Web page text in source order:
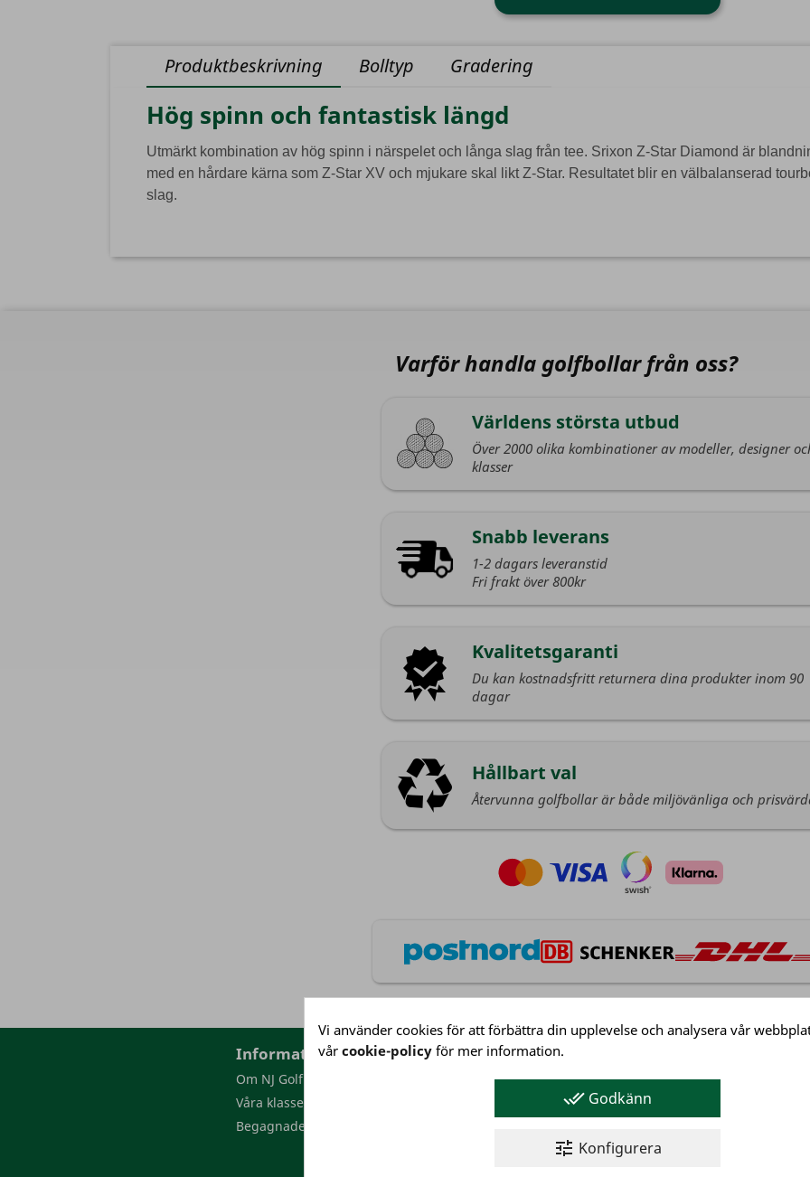
Produktbeskrivning Bolltyp Gradering
Hög spinn och fantastisk längd
Utmärkt kombination av hög spinn i närspelet och långa slag från tee. Srixon Z-Star Diamond är
med en hårdare kärna som Z-Star XV och mjukare skal likt Z-Star. Resultatet blir en välbalanserad
slag.
Varför handla golfbollar från oss?
Världens största utbud
Över 2000 olika kombinationer av modeller, designer
klasser
Snabb leverans
1-2 dagars leveranstid
Fri frakt över 800kr
Kvalitetsgaranti
Du kan kostnadsfritt returnera dina produkter inom 90
dagar
Hållbart val
Återvunna golfbollar är både miljövänliga och
Information
Om NJ Golf
Våra klasser
Begagnade golfbollar
Kundservice
Köpvillkor
Integritetspolicy
Kundservice
Vi använder cookies för att förbättra din upplevelse och analysera vår
vår cookie-policy för mer information.
done_all Godkänn
tune Konfigurera